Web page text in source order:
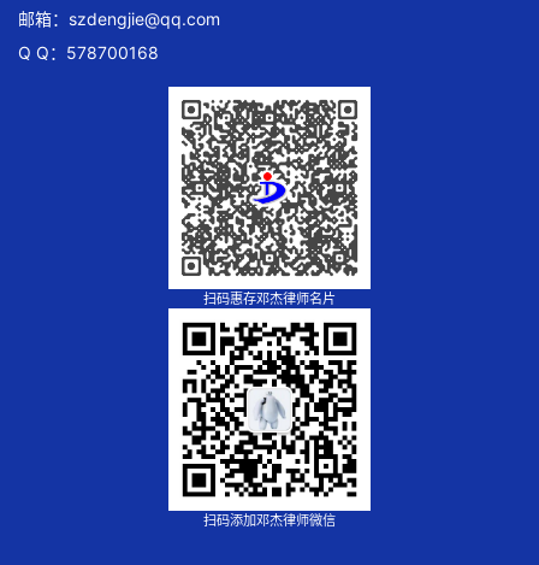
邮箱： szdengjie@qq.com
Q Q：578700168
扫码惠存邓杰律师名片
扫码添加邓杰律师微信